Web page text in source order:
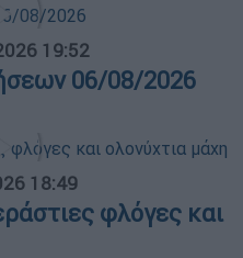
19:52
06/08/2026
18:49
φλόγες και